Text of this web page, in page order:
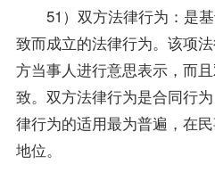
51）双方法律行为：是基
致而成立的法律行为。该项
方当事人进行意思表示，而
致。双方法律行为是合同行
律行为的适用最为普遍，在
地位。